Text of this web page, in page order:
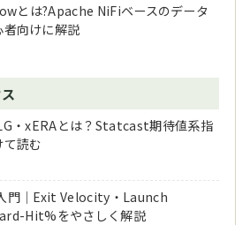
とは?Apache NiFiベースのデータ
向けに解説
・xERAとは？Statcast期待値系指
読む
門｜Exit Velocity・Launch
Hit%をやさしく解説